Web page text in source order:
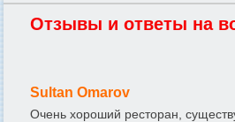
Отзывы и ответы на
Sultan Omarov
Очень хороший ресторан,